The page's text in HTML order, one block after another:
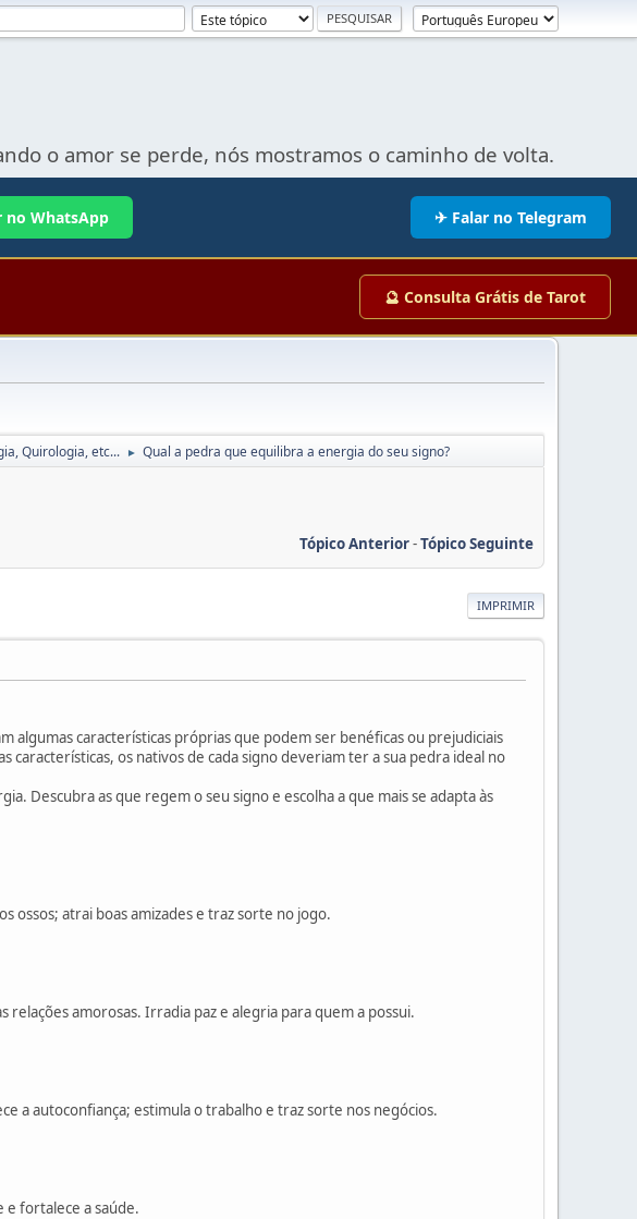
o amor se perde, nós mostramos o caminho de volta.
no WhatsApp ✈ Falar no Telegram
🔮 Consulta Grátis de Tarot
Quirologia, etc... ► Qual a pedra que equilibra a energia do seu signo?
Tópico Anterior-Tópico Seguinte
IMPRIMIR
algumas características próprias que podem ser benéficas ou prejudiciais
características, os nativos de cada signo deveriam ter a sua pedra ideal no
Descubra as que regem o seu signo e escolha a que mais se adapta às
ossos; atrai boas amizades e traz sorte no jogo.
relações amorosas. Irradia paz e alegria para quem a possui.
a autoconfiança; estimula o trabalho e traz sorte nos negócios.
e fortalece a saúde.